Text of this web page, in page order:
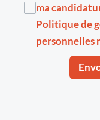
ma
Politique de
personnelles